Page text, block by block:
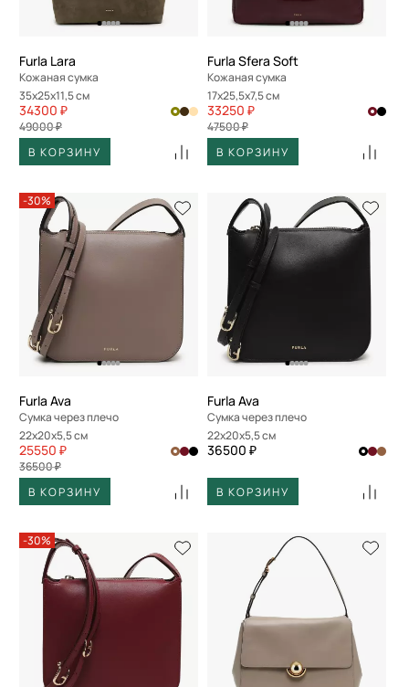
Furla Lara
Кожаная сумка
35x25x11,5 см
34300 ₽
49000 ₽
В КОРЗИНУ
Furla Sfera Soft
Кожаная сумка
17x25,5x7,5 см
33250 ₽
47500 ₽
В КОРЗИНУ
-30%
Furla Ava
Сумка через плечо
22x20x5,5 см
25550 ₽
36500 ₽
В КОРЗИНУ
Furla Ava
Сумка через плечо
22x20x5,5 см
36500 ₽
В КОРЗИНУ
-30%